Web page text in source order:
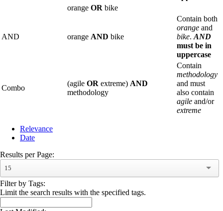
orange OR bike
AND orange AND bike
Contain both
orange and
bike. AND
must be in
uppercase
Combo
(agile OR extreme) AND
methodology
Contain
methodology
and must
also contain
agile and/or
extreme
Relevance
Date
Results per Page:
15
Filter by Tags:
Limit the search results with the specified tags.